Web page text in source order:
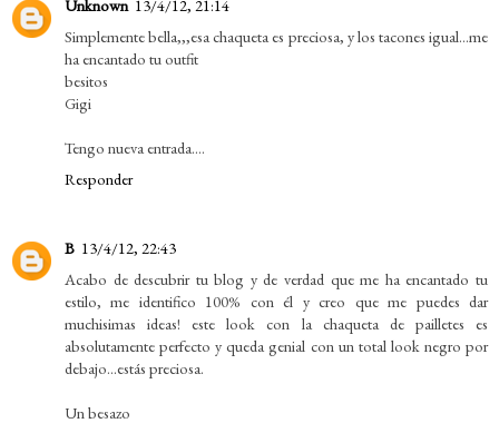
Unknown 13/4/12, 21:14
Simplemente bella,,,esa chaqueta es preciosa, y los tacones igual...me
ha encantado tu outfit
besitos
Gigi
Tengo nueva entrada....
Responder
B 13/4/12, 22:43
Acabo de descubrir tu blog y de verdad que me ha encantado tu
estilo, me identifico 100% con él y creo que me puedes dar
muchisimas ideas! este look con la chaqueta de pailletes es
absolutamente perfecto y queda genial con un total look negro por
debajo...estás preciosa.
Un besazo